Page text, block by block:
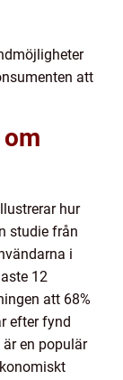
att
hur
studie från
i
12
att 68%
efter fynd
en populär